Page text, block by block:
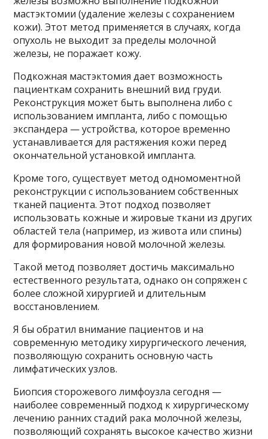
мастэктомии (удаление железы с сохранением
кожи). Этот метод применяется в случаях, когда
опухоль не выходит за пределы молочной
железы, не поражает кожу.
Подкожная мастэктомия дает возможность
пациенткам сохранить внешний вид груди.
Реконструкция может быть выполнена либо с
использованием импланта, либо с помощью
экспандера — устройства, которое временно
устанавливается для растяжения кожи перед
окончательной установкой импланта.
Кроме того, существует метод одномоментной
реконструкции с использованием собственных
тканей пациента. Этот подход позволяет
использовать кожные и жировые ткани из других
областей тела (например, из живота или спины)
для формирования новой молочной железы.
Такой метод позволяет достичь максимально
естественного результата, однако он сопряжен с
более сложной хирургией и длительным
восстановлением.
Я бы обратил внимание пациентов и на
современную методику хирургического лечения,
позволяющую сохранить основную часть
лимфатических узлов.
Биопсия сторожевого лимфоузла сегодня —
наиболее современный подход к хирургическому
лечению ранних стадий рака молочной железы,
позволяющий сохранять высокое качество жизни